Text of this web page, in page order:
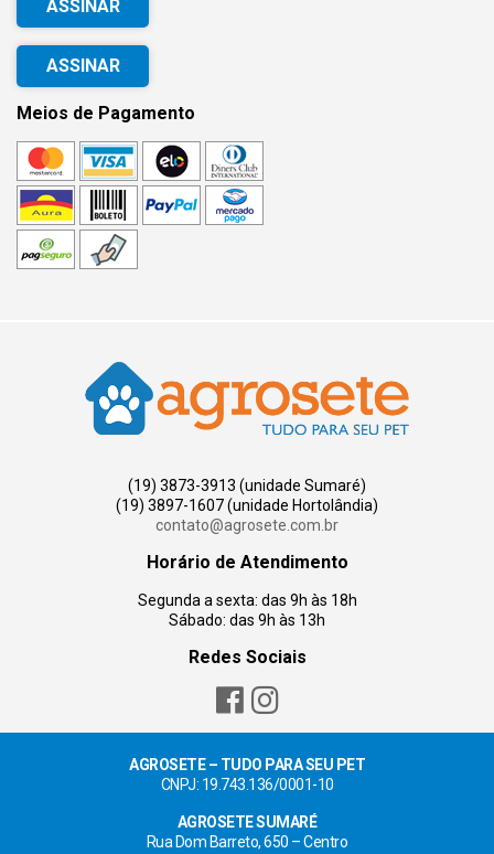
ASSINAR
Meios de Pagamento
(19) 3873-3913 (unidade Sumaré)
(19) 3897-1607 (unidade Hortolândia)
contato@agrosete.com.br
Horário de Atendimento
Segunda a sexta: das 9h às 18h
Sábado: das 9h às 13h
Redes Sociais
AGROSETE – TUDO PARA SEU PET
CNPJ: 19.743.136/0001-10
AGROSETE SUMARÉ
Rua Dom Barreto, 650 – Centro